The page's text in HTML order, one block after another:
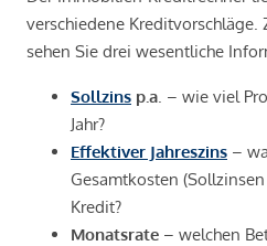
verschiedene Kreditvorschläge.
sehen Sie drei wesentliche
Sollzins p.a . – wie viel
Jahr?
Effektiver Jahreszins –
Gesamtkosten
Kredit?
Monatsrate – welchen